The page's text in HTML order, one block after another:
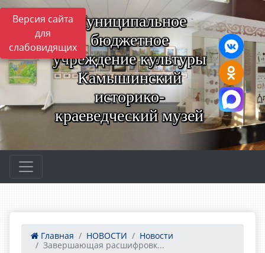
Версия сайта
для
слабовидящих
Муниципальное
бюджетное
учреждение культуры
Камышинский
историко-
краеведческий музей
Главная НОВОСТИ
Новости
Завершающая расшифровк...